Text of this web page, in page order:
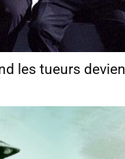
les tueurs